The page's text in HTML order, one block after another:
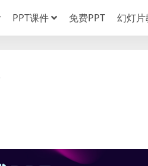
PPT课件 免费PPT 幻灯片